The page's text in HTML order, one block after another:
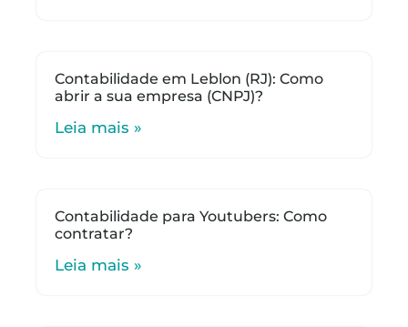
Contabilidade em Leblon (RJ): Como
abrir a sua empresa (CNPJ)?
Leia mais »
Contabilidade para Youtubers: Como
contratar?
Leia mais »